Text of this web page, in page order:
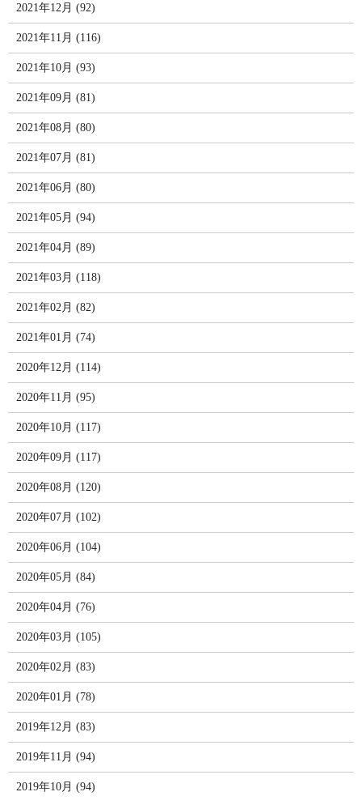
2021年12月 (92)
2021年11月 (116)
2021年10月 (93)
2021年09月 (81)
2021年08月 (80)
2021年07月 (81)
2021年06月 (80)
2021年05月 (94)
2021年04月 (89)
2021年03月 (118)
2021年02月 (82)
2021年01月 (74)
2020年12月 (114)
2020年11月 (95)
2020年10月 (117)
2020年09月 (117)
2020年08月 (120)
2020年07月 (102)
2020年06月 (104)
2020年05月 (84)
2020年04月 (76)
2020年03月 (105)
2020年02月 (83)
2020年01月 (78)
2019年12月 (83)
2019年11月 (94)
2019年10月 (94)